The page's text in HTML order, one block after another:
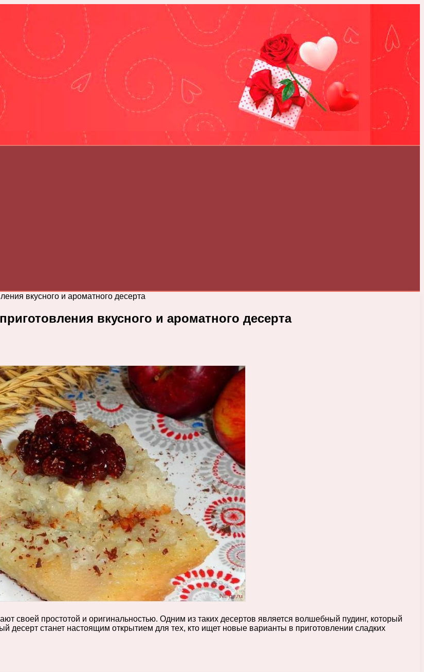
вкусного и ароматного десерта
вкусного и ароматного десерта
своей простотой и оригинальностью. Одним из таких десертов является волшебный пудинг, который
десерт станет настоящим открытием для тех, кто ищет новые варианты в приготовлении сладких